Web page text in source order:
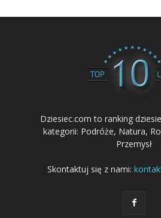
Dziesiec.com to ranking
kategorii: Podróże, Natura,
Przemysł
Skontaktuj się z nami: